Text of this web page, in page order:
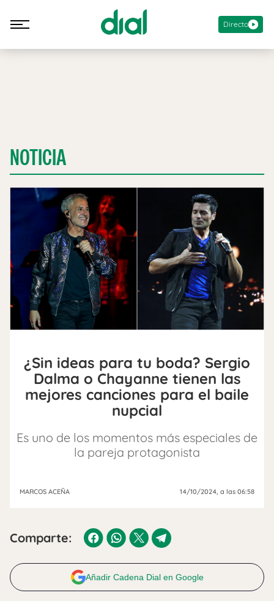
Directo
NOTICIA
¿Sin ideas para tu boda? Sergio
Dalma o Chayanne tienen las
mejores canciones para el baile
nupcial
Es uno de los momentos más especiales de
la pareja protagonista
MARCOS ACEÑA 14/10/2024, a las 06:58
Comparte:
Añadir Cadena Dial en Google